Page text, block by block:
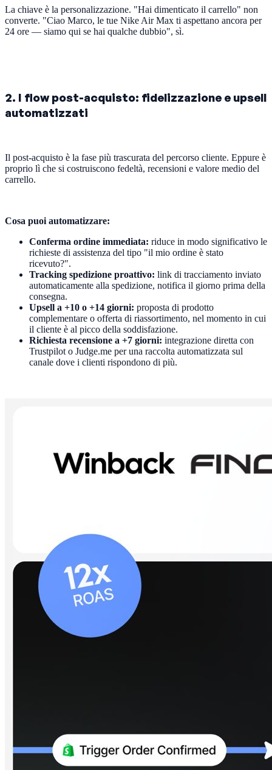
La chiave è la personalizzazione. "Hai dimenticato il carrello" non
converte. "Ciao Marco, le tue Nike Air Max ti aspettano ancora per
24 ore — siamo qui se hai qualche dubbio", sì.
2. I flow post-acquisto: fidelizzazione e upsell
automatizzati
Il post-acquisto è la fase più trascurata del percorso cliente. Eppure è
proprio lì che si costruiscono fedeltà, recensioni e valore medio del
carrello.
Cosa puoi automatizzare:
Conferma ordine immediata: riduce in modo significativo le
richieste di assistenza del tipo "il mio ordine è stato
ricevuto?".
Tracking spedizione proattivo: link di tracciamento inviato
automaticamente alla spedizione, notifica il giorno prima della
consegna.
Upsell a +10 o +14 giorni: proposta di prodotto
complementare o offerta di riassortimento, nel momento in cui
il cliente è al picco della soddisfazione.
Richiesta recensione a +7 giorni: integrazione diretta con
Trustpilot o Judge.me per una raccolta automatizzata sul
canale dove i clienti rispondono di più.